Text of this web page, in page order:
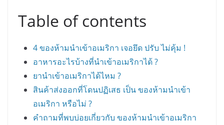
Table of contents
4 ของห้ามนำเข้าอเมริกา เจอยึด ปรับ ไม่คุ้ม !
อาหารอะไรบ้างที่นำเข้าอเมริกาได้ ?
ยานำเข้าอเมริกาได้ไหม ?
สินค้าส่งออกที่โดนปฏิเสธ เป็น ของห้ามนำเข้า
อเมริกา หรือไม่ ?
คำถามที่พบบ่อยเกี่ยวกับ ของห้ามนำเข้าอเมริกา